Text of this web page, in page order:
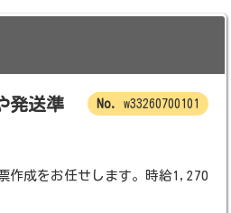
w33260700101
発送準
作成をお任せします。時給1,270